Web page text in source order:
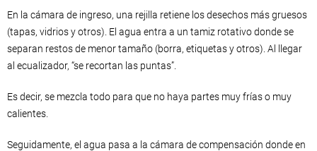
En la cámara de ingreso, una rejilla retiene los desechos más gruesos
(tapas, vidrios y otros). El agua entra a un tamiz rotativo donde se
separan restos de menor tamaño (borra, etiquetas y otros). Al llegar
al ecualizador, “se recortan las puntas”.
Es decir, se mezcla todo para que no haya partes muy frías o muy
calientes.
Seguidamente, el agua pasa a la cámara de compensación donde en